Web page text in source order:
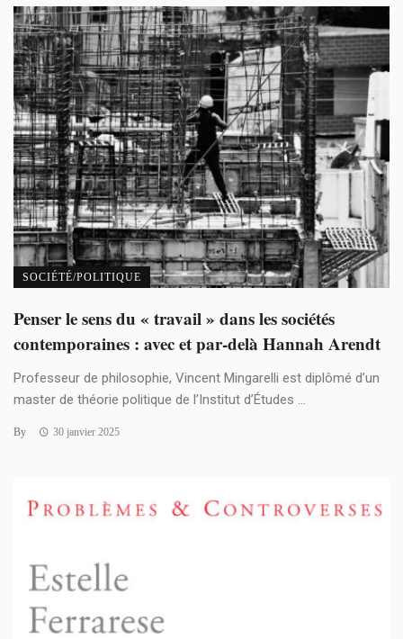
SOCIÉTÉ/POLITIQUE
Penser le sens du « travail » dans les sociétés
contemporaines : avec et par-delà Hannah Arendt
Professeur de philosophie, Vincent Mingarelli est diplômé d’un
master de théorie politique de l’Institut d’Études ...
By 30 janvier 2025